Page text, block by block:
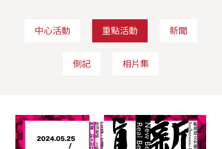
中心活動 重點活動 新聞
側記 相片集